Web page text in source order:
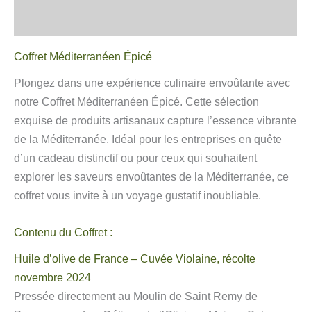
Coffret Méditerranéen Épicé
Plongez dans une expérience culinaire envoûtante avec
notre Coffret Méditerranéen Épicé. Cette sélection
exquise de produits artisanaux capture l’essence vibrante
de la Méditerranée. Idéal pour les entreprises en quête
d’un cadeau distinctif ou pour ceux qui souhaitent
explorer les saveurs envoûtantes de la Méditerranée, ce
coffret vous invite à un voyage gustatif inoubliable.
Contenu du Coffret :
Huile d’olive de France – Cuvée Violaine, récolte
novembre 2024
Pressée directement au Moulin de Saint Remy de